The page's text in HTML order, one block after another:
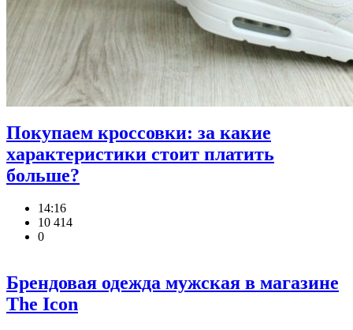
Покупаем кроссовки: за какие
характеристики стоит платить
больше?
14:16
10 414
0
Брендовая одежда мужская в магазине
The Icon